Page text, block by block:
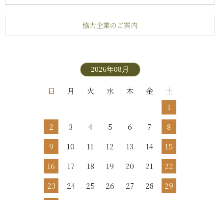
協力企業のご案内
2026年08月
日 月 火 水 木 金
土
1
2
3 4 5 6 7
8
9
10 11 12 13 14
15
16
17 18 19 20 21
22
23
24 25 26 27 28
29